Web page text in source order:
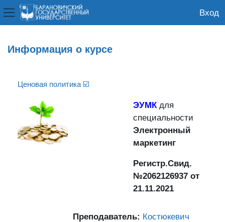
Боковая панель
Вход
Информация о курсе
Ценовая политика ☑️
ЭУМКдля
специальности
Электронный
маркетинг
Регистр.Свид.
№2062126937 от
21.11.2021
Преподаватель: Костюкевич